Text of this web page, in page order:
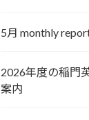
5月 monthly
2026年度の稲門
案内